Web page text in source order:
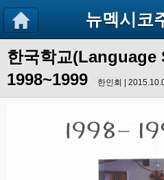
뉴멕시코
한국학교(Language
1998~1999
한인회 |